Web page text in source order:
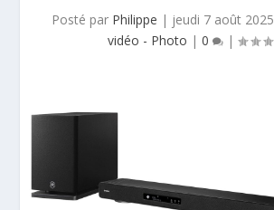
Posté par Philippe | jeudi 7 août 2025
vidéo - Photo | 0 |